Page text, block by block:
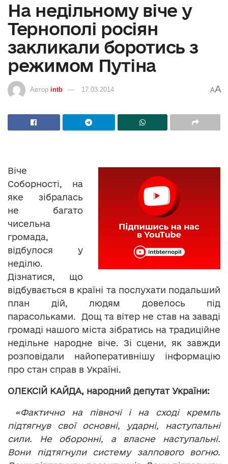
На недільному віче у
Тернополі росіян
закликали боротись з
режимом Путіна
Автор intb 17.03.2014 AA
Віче
Соборності, на
яке зібралась
не багато
чисельна
громада,
відбулося у
неділю.
Дізнатися, що
відбувається в країні та послухати подальший
план дій, людям довелось під
парасольками. Дощ та вітер не став на заваді
громаді нашого міста зібратись на традиційне
недільне народне віче. Зі сцени, як завжди
розповідали найоперативнішу інформацію
про стан справ в Україні.
ОЛЕКСІЙ КАЙДА, народний депутат України:
«Фактично на півночі і на сході кремль
підтягнув свої основні, ударні, наступальні
сили. Не оборонні, а власне наступальні.
Вони підтягнули систему залпового вогню.